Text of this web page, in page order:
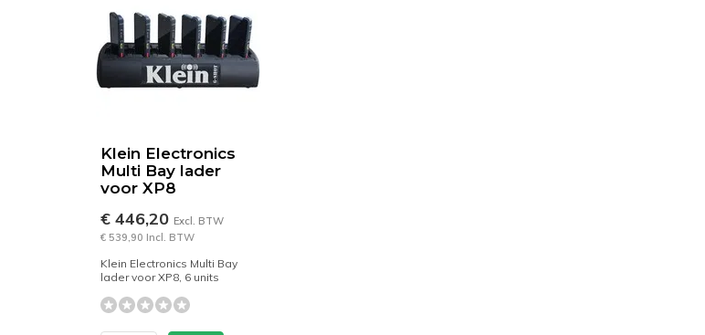
Klein Electronics
Multi Bay lader
voor XP8
€ 446,20 Excl. BTW
€ 539,90 Incl. BTW
Klein Electronics Multi Bay
lader voor XP8, 6 units